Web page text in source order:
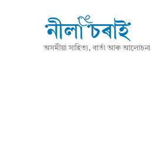
অসমীয়া সাহিত্য, বাৰ্তা আৰু আলোচনা